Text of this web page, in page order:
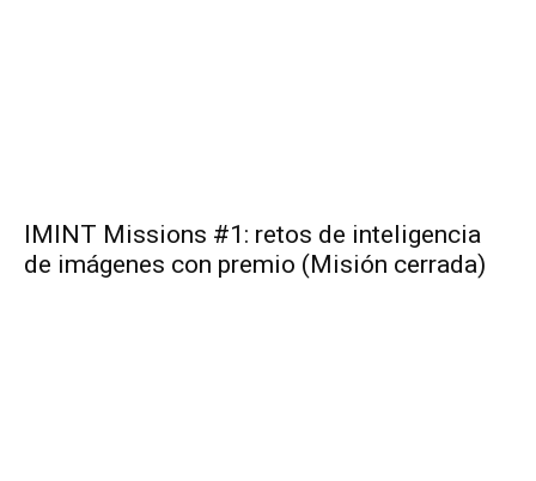
IMINT Missions #1: retos de inteligencia
de imágenes con premio (Misión cerrada)